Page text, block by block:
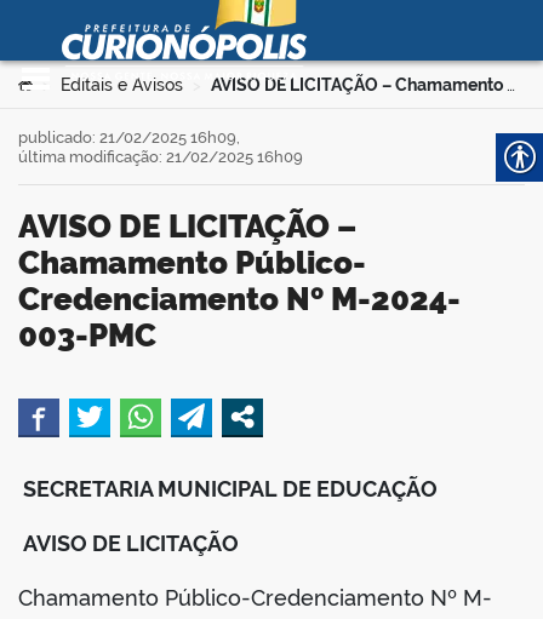
Ir para o conteúdo
Prefeitura Municipal de
Curionópolis
portal
Você está aqui:
Editais e Avisos > AVISO DE LICITAÇÃO – Chamamento Público-Credenciamento Nº M-2024-003-PMC
AVISO DE LICITAÇÃO –
Chamamento Público-
Credenciamento Nº M-2024-
003-PMC
publicado: 21/02/2025 16h09,
última modificação: 21/02/2025 16h09
SECRETARIA MUNICIPAL DE EDUCAÇÃO
AVISO DE LICITAÇÃO
Chamamento Público-Credenciamento Nº M-